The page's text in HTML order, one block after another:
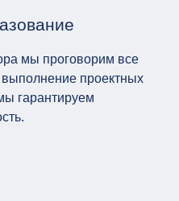
мы проговорим все
проектных
гарантируем